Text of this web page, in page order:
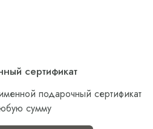
сертификат
подарочный сертификат
сумму